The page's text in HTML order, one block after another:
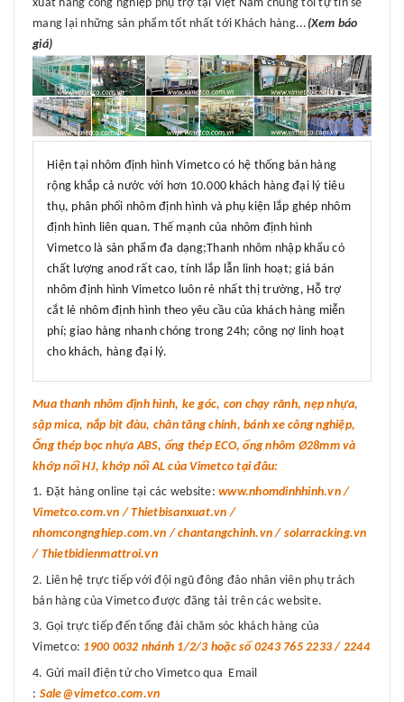
xuất hàng công nghiệp phụ trợ tại Việt Nam chúng tôi tự tin sẽ
mang lại những sản phẩm tốt nhất tới Khách hàng... (Xem báo
giá)
Hiện tại nhôm định hình Vimetco có hệ thống bán hàng
rộng khắp cả nước với hơn 10.000 khách hàng đại lý tiêu
thụ, phân phối nhôm định hình và phụ kiện lắp ghép nhôm
định hình liên quan. Thế mạnh của nhôm định hình
Vimetco là sản phẩm đa dạng;Thanh nhôm nhập khẩu có
chất lượng anod rất cao, tính lắp lẫn linh hoạt; giá bán
nhôm định hình Vimetco luôn rẻ nhất thị trường, Hỗ trợ
cắt lẻ nhôm định hình theo yêu cầu của khách hàng miễn
phí; giao hàng nhanh chóng trong 24h; công nợ linh hoạt
cho khách, hàng đại lý.
Mua thanh nhôm định hình, ke góc, con chạy rãnh, nẹp nhựa,
sập mica, nắp bịt đàu, chân tăng chỉnh, bánh xe công nghiệp,
Ống thép bọc nhựa ABS, ống thép ECO, ống nhôm Ø28mm và
khớp nối HJ, khớp nối AL của Vimetco tại đâu:
Đặt hàng online tại các website: www.nhomdinhhinh.vn /
Vimetco.com.vn / Thietbisanxuat.vn /
nhomcongnghiep.com.vn / chantangchinh.vn / solarracking.vn
/ Thietbidienmattroi.vn
Liên hệ trực tiếp với đội ngũ đông đảo nhân viên phụ trách
bán hàng của Vimetco được đăng tải trên các website.
Gọi trực tiếp đến tổng đài chăm sóc khách hàng của
Vimetco: 1900 0032 nhánh 1/2/3 hoặc số 0243 765 2233 / 2244
Gửi mail điện tử cho Vimetco qua Email
: Sale@vimetco.com.vn